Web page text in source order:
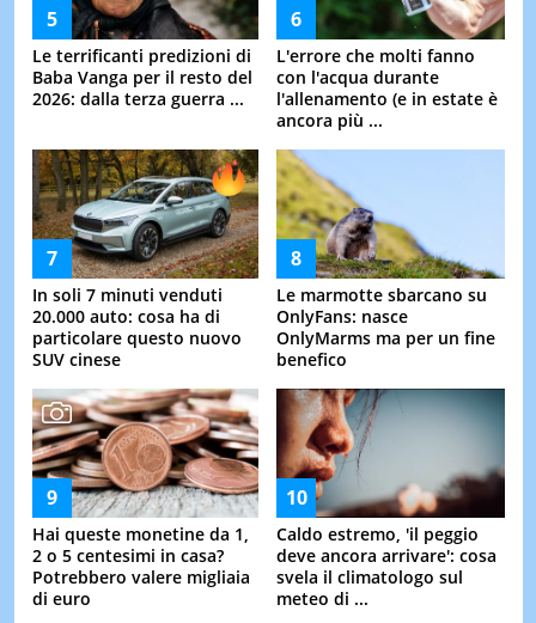
Le terrificanti predizioni di
Baba Vanga per il resto del
2026: dalla terza guerra ...
L'errore che molti fanno
con l'acqua durante
l'allenamento (e in estate è
ancora più ...
In soli 7 minuti venduti
20.000 auto: cosa ha di
particolare questo nuovo
SUV cinese
Le marmotte sbarcano su
OnlyFans: nasce
OnlyMarms ma per un fine
benefico
Hai queste monetine da 1,
2 o 5 centesimi in casa?
Potrebbero valere migliaia
di euro
Caldo estremo, 'il peggio
deve ancora arrivare': cosa
svela il climatologo sul
meteo di ...